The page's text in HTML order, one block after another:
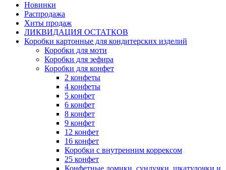
Новинки
Распродажа
Хиты продаж
ЛИКВИДАЦИЯ ОСТАТКОВ
Коробки картонные для кондитерских изделий
Коробки для моти
Коробки для зефира
Коробки для конфет
2 конфеты
4 конфеты
5 конфет
6 конфет
8 конфет
9 конфет
12 конфет
16 конфет
Коробки с внутренним коррексом
25 конфет
Конфетные домики, сундучки, шкатулочки и